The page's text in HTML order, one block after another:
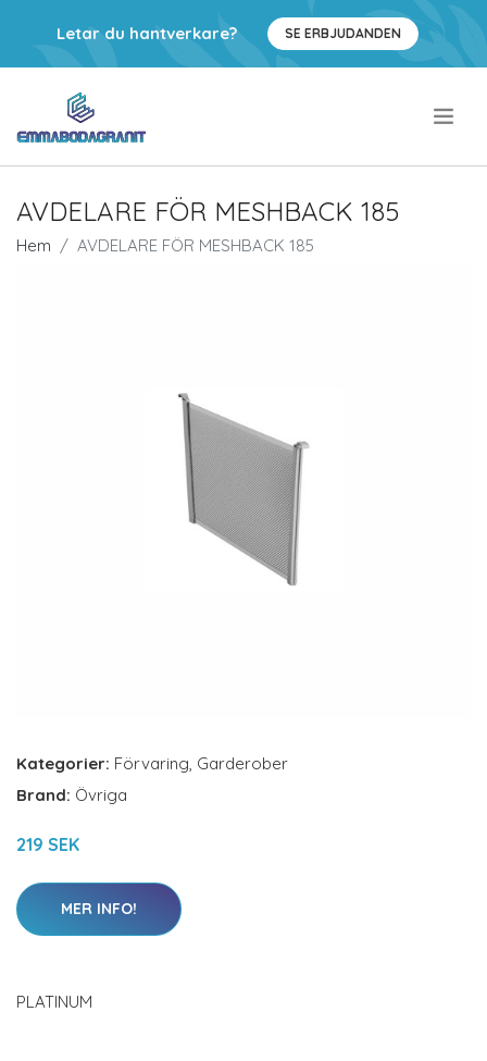
Letar du hantverkare? SE ERBJUDANDEN
AVDELARE FÖR MESHBACK 185
Hem AVDELARE FÖR MESHBACK 185
Kategorier: Förvaring, Garderober
Brand: Övriga
219 SEK
MER INFO!
PLATINUM